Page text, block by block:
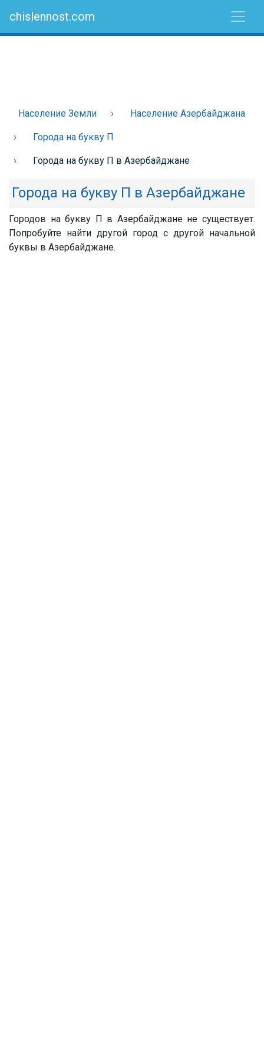
chislennost.com
Население Земли Население Азербайджана
Города на букву П
Города на букву П в Азербайджане
Города на букву П в Азербайджане
Городов на букву П в Азербайджане не существует.
Попробуйте найти другой город с другой начальной
буквы в Азербайджане.